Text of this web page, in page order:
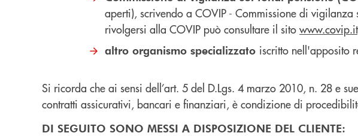
aperti), scrivendo a COVIP - Commissione di
rivolgersi alla COVIP può consultare il sito
altro organismo specializzato iscritto nell'apposito
Si ricorda che ai sensi dell’art. 5 del D.Lgs. 4 marzo 2010, n. 28 e
contratti assicurativi, bancari e finanziari, è condizione di
DI SEGUITO SONO MESSI A DISPOSIZIONE DEL CLIENTE: